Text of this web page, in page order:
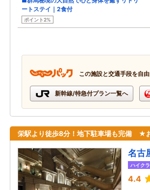
ートステイ｜2食付
ポイント2%
この施設と交通手段を自
新幹線/特急付プラン一覧へ
栄駅より徒歩8分！地下駐車場も完備 ★
名古
ハイク
4.4